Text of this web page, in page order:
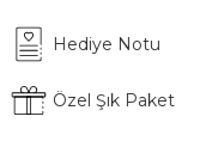
Hediye Notu
Özel Şık Paket